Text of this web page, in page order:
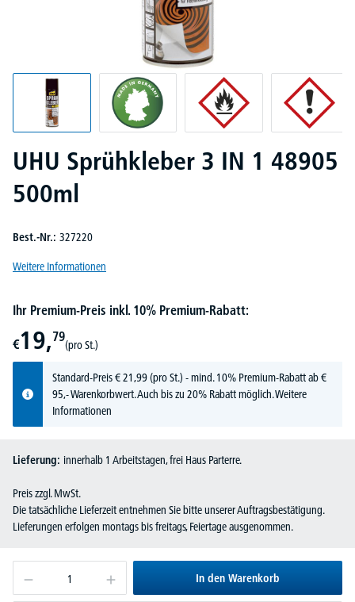
UHU Sprühkleber 3 IN 1 48905
500ml
Best.-Nr.: 327220
Weitere Informationen
Ihr Premium-Preis inkl. 10% Premium-Rabatt:
€19,79
(pro St.)
Standard-Preis€21,99(pro St.) - mind. 10% Premium-Rabatt ab €
95,- Warenkorbwert. Auch bis zu 20% Rabatt möglich.Weitere
Informationen
Lieferung: innerhalb 1 Arbeitstagen, frei Haus Parterre.
Preis zzgl. MwSt.
Die tatsächliche Lieferzeit entnehmen Sie bitte unserer Auftragsbestätigung.
Lieferungen erfolgen montags bis freitags, Feiertage ausgenommen.
In den Warenkorb